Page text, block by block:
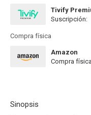
Tivify
Disponible
Suscripción:
Compra física
Amazon
Compra
Sinopsis